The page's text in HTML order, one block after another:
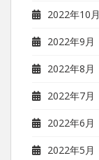
2022年10月
2022年9月
2022年8月
2022年7月
2022年6月
2022年5月